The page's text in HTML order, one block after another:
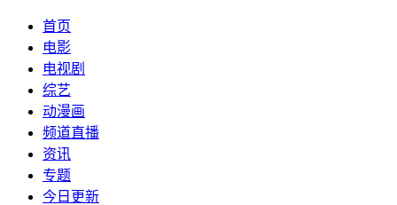
首页
电影
电视剧
综艺
动漫画
频道直播
资讯
专题
今日更新